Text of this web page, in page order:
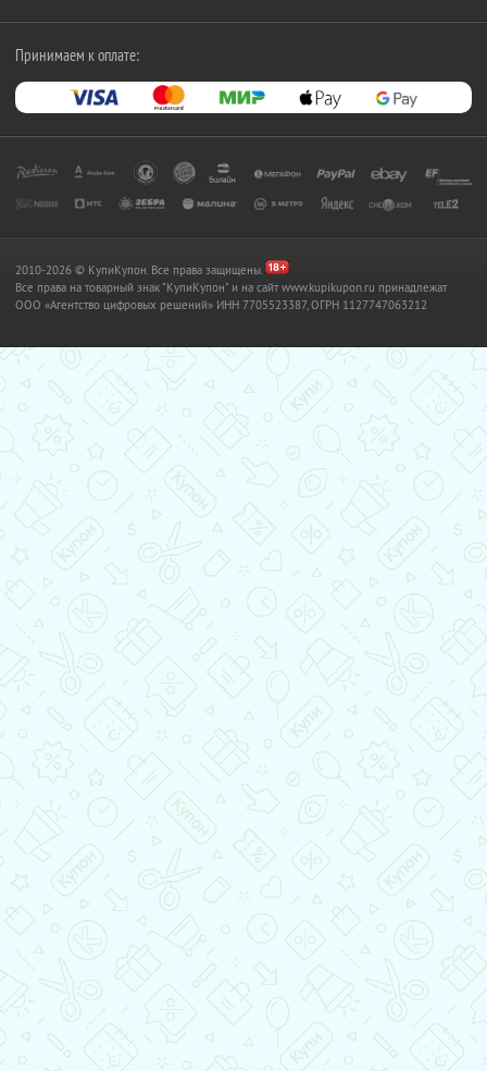
Принимаем к оплате:
2010-2026 © КупиКупон. Все права защищены.
Все права на товарный знак "КупиКупон" и на сайт www.kupikupon.ru принадлежат
OOO «Агентство цифровых решений» ИНН 7705523387, ОГРН 1127747063212